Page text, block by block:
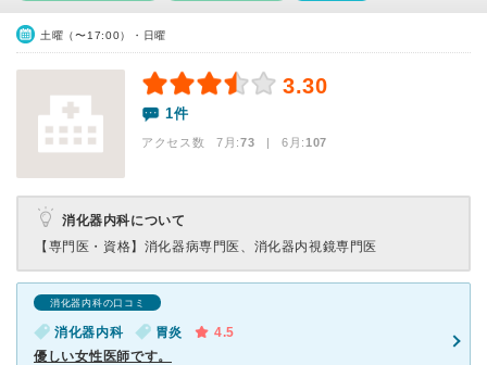
土曜（〜17:00）・日曜
3.30
1件
アクセス数 7月:73 | 6月:107
消化器内科について
【専門医・資格】 消化器病専門医、消化器内視鏡専門医
消化器内科の口コミ
消化器内科 胃炎
4.5
優しい女性医師です。